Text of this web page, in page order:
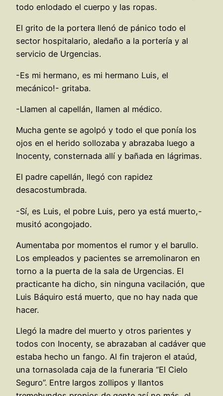
todo enlodado el cuerpo y las ropas.
El grito de la portera llenó de pánico todo el
sector hospitalario, aledaño a la portería y al
servicio de Urgencias.
-Es mi hermano, es mi hermano Luis, el
mecánico!- gritaba.
-Llamen al capellán, llamen al médico.
Mucha gente se agolpó y todo el que ponía los
ojos en el herido sollozaba y abrazaba luego a
Inocenty, consternada allí y bañada en lágrimas.
El padre capellán, llegó con rapidez
desacostumbrada.
-Sí, es Luis, el pobre Luis, pero ya está muerto,-
musitó acongojado.
Aumentaba por momentos el rumor y el barullo.
Los empleados y pacientes se arremolinaron en
torno a la puerta de la sala de Urgencias. El
practicante ha dicho, sin ninguna vacilación, que
Luis Báquiro está muerto, que no hay nada que
hacer.
Llegó la madre del muerto y otros parientes y
todos con Inocenty, se abrazaban al cadáver que
estaba hecho un fango. Al fin trajeron el ataúd,
una tornasolada caja de la funeraria “El Cielo
Seguro”. Entre largos zollipos y llantos